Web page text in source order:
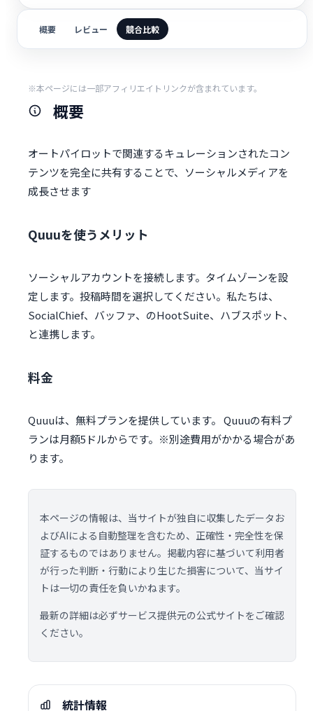
概要 レビュー 競合比較
※本ページには一部アフィリエイトリンクが含まれています。
概要
オートパイロットで関連するキュレーションされたコン
テンツを完全に共有することで、ソーシャルメディアを
成長させます
Quuuを使うメリット
ソーシャルアカウントを接続します。タイムゾーンを設
定します。投稿時間を選択してください。私たちは、
SocialChief、バッファ、のHootSuite、ハブスポット、
と連携します。
料金
Quuuは、無料プランを提供しています。 Quuuの有料プ
ランは月額5ドルからです。※別途費用がかかる場合があ
ります。
本ページの情報は、当サイトが独自に収集したデータお
よびAIによる自動整理を含むため、正確性・完全性を保
証するものではありません。掲載内容に基づいて利用者
が行った判断・行動により生じた損害について、当サイ
トは一切の責任を負いかねます。
最新の詳細は必ずサービス提供元の公式サイトをご確認
ください。
統計情報